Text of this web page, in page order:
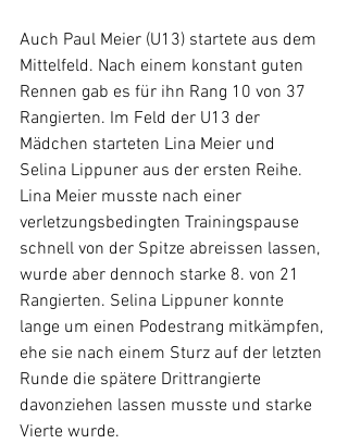
Auch Paul Meier (U13) startete aus dem
Mittelfeld. Nach einem konstant guten
Rennen gab es für ihn Rang 10 von 37
Rangierten. Im Feld der U13 der
Mädchen starteten Lina Meier und
Selina Lippuner aus der ersten Reihe.
Lina Meier musste nach einer
verletzungsbedingten Trainingspause
schnell von der Spitze abreissen lassen,
wurde aber dennoch starke 8. von 21
Rangierten. Selina Lippuner konnte
lange um einen Podestrang mitkämpfen,
ehe sie nach einem Sturz auf der letzten
Runde die spätere Drittrangierte
davonziehen lassen musste und starke
Vierte wurde.